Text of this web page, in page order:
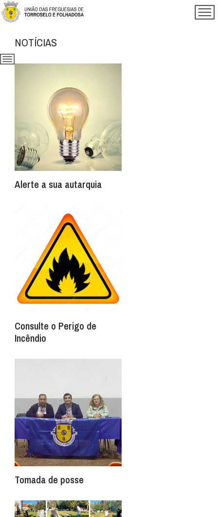
NOTÍCIAS
Alerte a sua autarquia
Consulte o Perigo de
Incêndio
Tomada de posse